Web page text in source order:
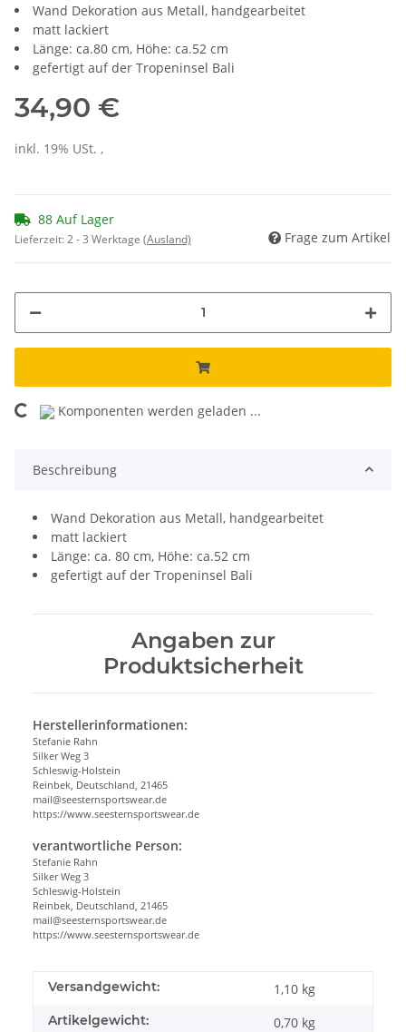
Wand Dekoration aus Metall, handgearbeitet
matt lackiert
Länge: ca.80 cm, Höhe: ca.52 cm
gefertigt auf der Tropeninsel Bali
34,90 €
inkl. 19% USt. ,
88 Auf Lager
Lieferzeit:2 - 3 Werktage (Ausland) Frage zum Artikel
Komponenten werden geladen ...
Beschreibung
Wand Dekoration aus Metall, handgearbeitet
matt lackiert
Länge: ca. 80 cm, Höhe: ca.52 cm
gefertigt auf der Tropeninsel Bali
Angaben zur
Produktsicherheit
Herstellerinformationen:
Stefanie Rahn
Silker Weg 3
Schleswig-Holstein
Reinbek, Deutschland, 21465
mail@seesternsportswear.de
https://www.seesternsportswear.de
verantwortliche Person:
Stefanie Rahn
Silker Weg 3
Schleswig-Holstein
Reinbek, Deutschland, 21465
mail@seesternsportswear.de
https://www.seesternsportswear.de
Versandgewicht: 1,10 kg
Artikelgewicht: 0,70 kg